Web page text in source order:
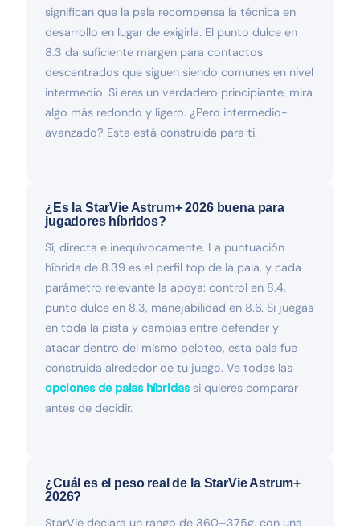
significan que la pala recompensa la técnica en
desarrollo en lugar de exigirla. El punto dulce en
8.3 da suficiente margen para contactos
descentrados que siguen siendo comunes en nivel
intermedio. Si eres un verdadero principiante, mira
algo más redondo y ligero. ¿Pero intermedio-
avanzado? Esta está construida para ti.
¿Es la StarVie Astrum+ 2026 buena para
jugadores híbridos?
Sí, directa e inequívocamente. La puntuación
híbrida de 8.39 es el perfil top de la pala, y cada
parámetro relevante la apoya: control en 8.4,
punto dulce en 8.3, manejabilidad en 8.6. Si juegas
en toda la pista y cambias entre defender y
atacar dentro del mismo peloteo, esta pala fue
construida alrededor de tu juego. Ve todas las
opciones de palas híbridassi quieres comparar
antes de decidir.
¿Cuál es el peso real de la StarVie Astrum+
2026?
StarVie declara un rango de 360–375g, con una